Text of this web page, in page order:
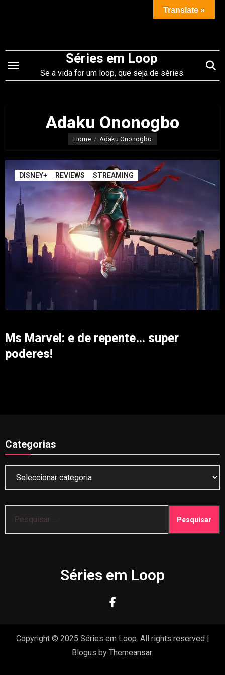
conteúdo
Séries em Loop
Se a vida for um loop, que seja de séries
Adaku Ononogbo
Home Adaku Ononogbo
DISNEY+ REVIEWS STREAMING
Ms Marvel: e de repente… super
poderes!
Categorias
por:
Séries em Loop
Copyright © 2025 Séries em Loop. All rights reserved |
Blogus by Themeansar.
Translate »